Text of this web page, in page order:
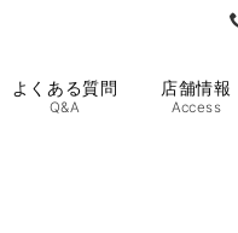
よくある質問
Q&A
店舗情報
Access